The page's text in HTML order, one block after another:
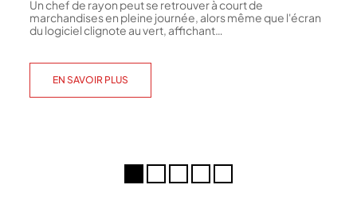
Un chef de rayon peut se retrouver à court de
marchandises en pleine journée, alors même que l'écran
du logiciel clignote au vert, affichant
EN SAVOIR PLUS